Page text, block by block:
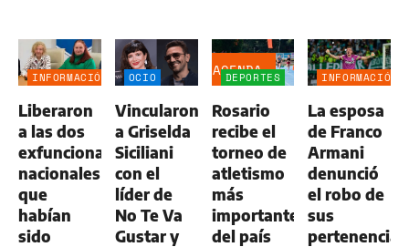
INFORMACIÓN
Liberaron
a las dos
exfuncionarias
nacionales
que
habían
sido
OCIO
Vincularon
a Griselda
Siciliani
con el
líder de
No Te Va
Gustar y
DEPORTES
AGENDA
Rosario
recibe el
torneo de
atletismo
más
importante
del país
INFORMACIÓN
La esposa
de Franco
Armani
denunció
el robo de
sus
pertenencias